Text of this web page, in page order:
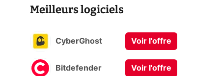
Meilleurs logiciels
CyberGhost Voir l'offre
Bitdefender Voir l'offre